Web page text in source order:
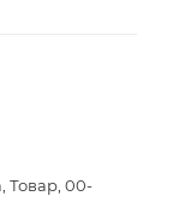
Товар, 00-